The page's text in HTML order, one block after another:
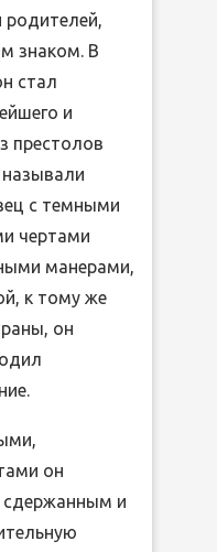
родителей,
знаком. В
стал
и
престолов
с темными
чертами
манерами,
к тому же
он
он
сдержанным и